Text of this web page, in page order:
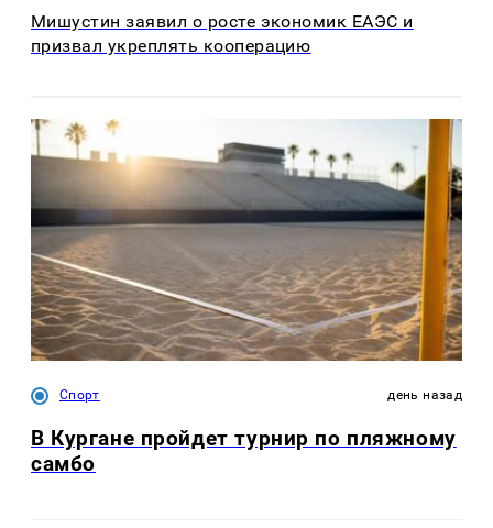
Мишустин заявил о росте экономик ЕАЭС и
призвал укреплять кооперацию
Спорт день назад
В Кургане пройдет турнир по пляжному
самбо